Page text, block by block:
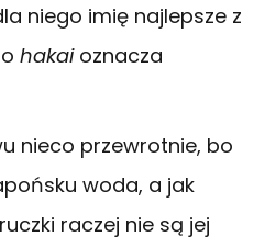
niego imię najlepsze z
hakaioznacza
nieco przewrotnie, bo
woda, a jak
raczej nie są jej